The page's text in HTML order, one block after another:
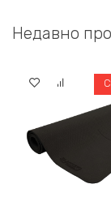
Недавно